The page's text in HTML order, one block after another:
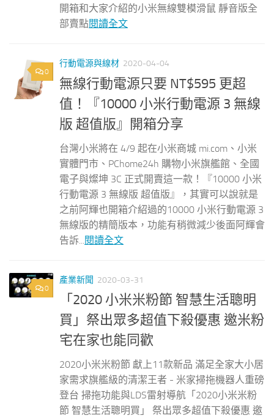
開箱和大家介紹的小米無線雙模滑鼠 靜音版全
部賣點閱讀全文
0
行動電源與線材 2020-04-04
無線行動電源只要 NT$595 更超
值！『10000 小米行動電源 3 無線
版 超值版』開箱分享
台灣小米將在 4/9 起在小米商城 mi.com、小米
實體門市、PChome24h 購物小米旗艦館、全國
電子與燦坤 3C 正式開賣這一款！『10000 小米
行動電源 3 無線版 超值版』，其實可以說就是
之前阿輝也開箱介紹過的10000 小米行動電源 3
無線版的精簡版本，功能有稍微減少後面阿輝會
告訴... 閱讀全文
0
產業新聞 2020-03-31
「2020 小米米粉節 智慧生活聰明
買」祭出眾多超值下殺優惠 邀米粉
宅在家也能同歡
2020小米米粉節 獻上11款新品 滿足全家大小居
家需求旗艦級的清潔王者 - 米家掃拖機器人重磅
登台 掃拖功能與LDS雷射導航「2020小米米粉
節 智慧生活聰明買」 祭出眾多超值下殺優惠 邀